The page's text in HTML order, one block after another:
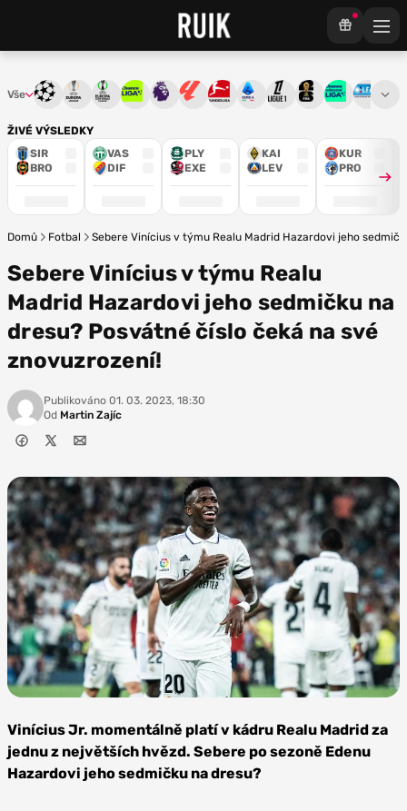
ŽIVÉ VÝSLEDKY
SIR
BRO
VAS
DIF
PLY
EXE
KAI
LEV
KUR
PRO
Vše Liga mistrůEvropská liga
Konferenční liga
Chance ligaPremier League
La LigaBundesliga
Serie ALigue 1Mistrovství světa
Chance3. ČFL
Domů Fotbal Sebere Vinícius v týmu Realu Madrid Hazardovi jeho
Sebere Vinícius v týmu Realu
Madrid Hazardovi jeho sedmičku na
dresu? Posvátné číslo čeká na své
znovuzrození!
Publikováno 01. 03. 2023, 18:30
Od Martin Zajíc
Jordan
Bajo
Vinícius Jr. momentálně platí v kádru Realu Madrid za
jednu z největších hvězd. Sebere po sezoně Edenu
Hazardovi jeho sedmičku na dresu?